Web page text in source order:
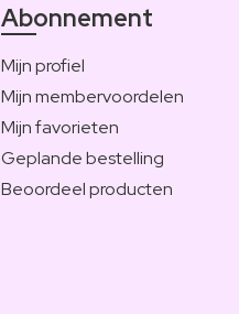
Abonnement
Mijn profiel
Mijn membervoordelen
Mijn favorieten
Geplande bestelling
Beoordeel producten